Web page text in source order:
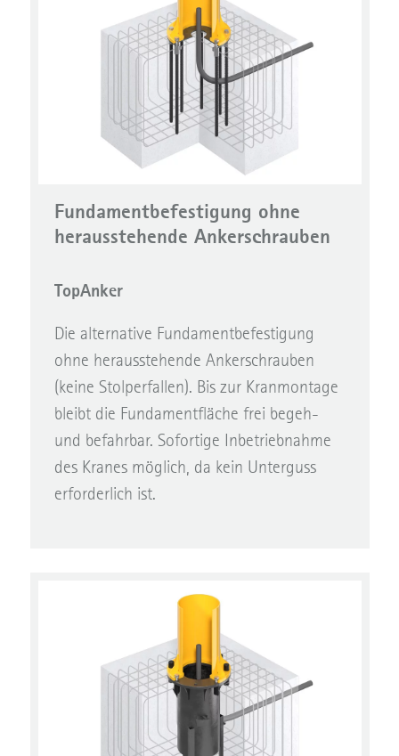
Fundamentbefestigung ohne
herausstehende Ankerschrauben
TopAnker
Die alternative Fundamentbefestigung
ohne herausstehende Ankerschrauben
(keine Stolperfallen). Bis zur Kranmontage
bleibt die Fundamentfläche frei begeh-
und befahrbar. Sofortige Inbetriebnahme
des Kranes möglich, da kein Unterguss
erforderlich ist.